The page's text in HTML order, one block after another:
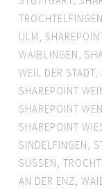
TROCHTELFINGEN
ULM,
WAIBLINGEN,
WEIL DER STADT,
SHAREPOINT
SHAREPOINT
SHAREPOINT
SINDELFINGEN,
SÜSSEN
,
AN DER ENZ,